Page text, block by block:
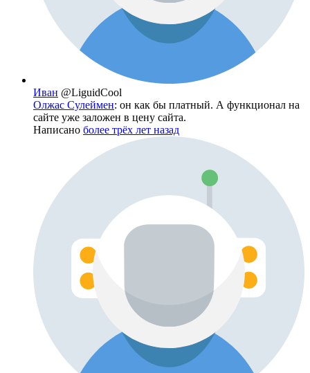
Иван @LiguidCool
Олжас Сулеймен: он как бы платный. А функционал на
сайте уже заложен в цену сайта.
Написано более трёх лет назад